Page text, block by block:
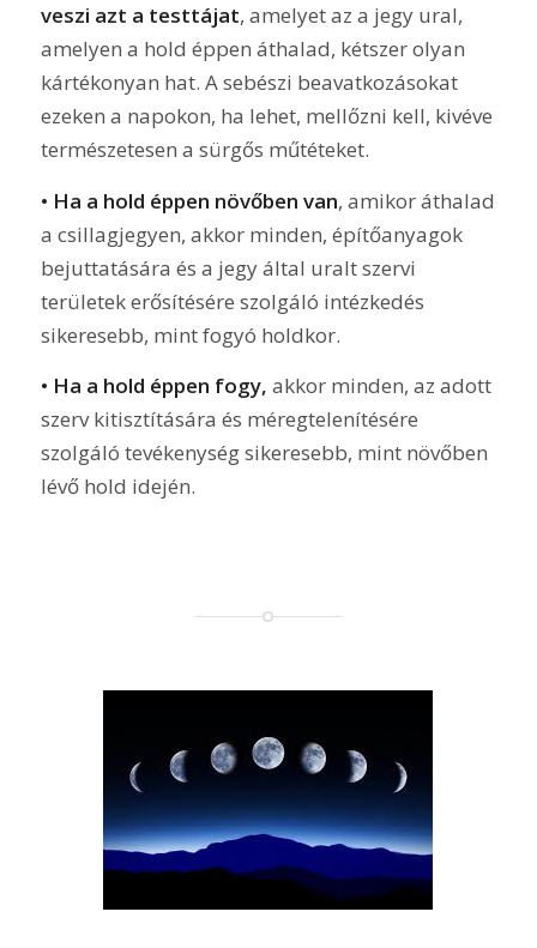
veszi azt a testtájat, amelyet az a jegy ural,
amelyen a hold éppen áthalad, kétszer olyan
kártékonyan hat. A sebészi beavatkozásokat
ezeken a napokon, ha lehet, mellőzni kell, kivéve
természetesen a sürgős műtéteket.
• Ha a hold éppen növőben van, amikor áthalad
a csillagjegyen, akkor minden, építőanyagok
bejuttatására és a jegy által uralt szervi
területek erősítésére szolgáló intézkedés
sikeresebb, mint fogyó holdkor.
• Ha a hold éppen fogy, akkor minden, az adott
szerv kitisztítására és méregtelenítésére
szolgáló tevékenység sikeresebb, mint növőben
lévő hold idején.